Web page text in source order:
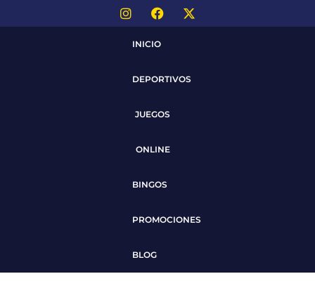
INICIO
DEPORTIVOS
JUEGOS
ONLINE
BINGOS
PROMOCIONES
BLOG